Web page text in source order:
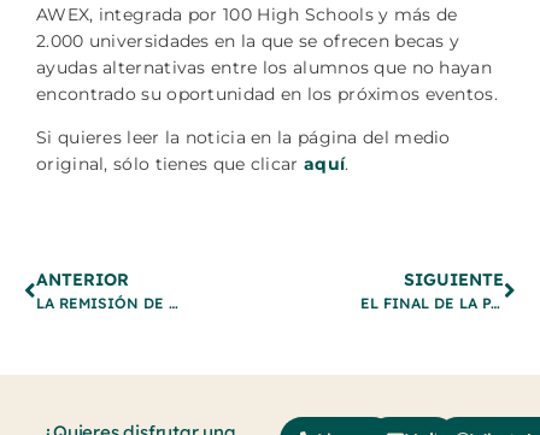
AWEX, integrada por 100 High Schools y más de
2.000 universidades en la que se ofrecen becas y
ayudas alternativas entre los alumnos que no hayan
encontrado su oportunidad en los próximos eventos.
Si quieres leer la noticia en la página del medio
original, sólo tienes que clicar aquí.
ANTERIOR
LA REMISIÓN DE LA PANDEMIA DISPARA LA OFERTA DE BECAS DEPORTIVAS
SIGUIENTE
EL FINAL DE LA PANDEMIA MULTIPLICA LAS BECAS DEPORTIVAS PARA LOGRAR EL SUEÑO AMERICANO